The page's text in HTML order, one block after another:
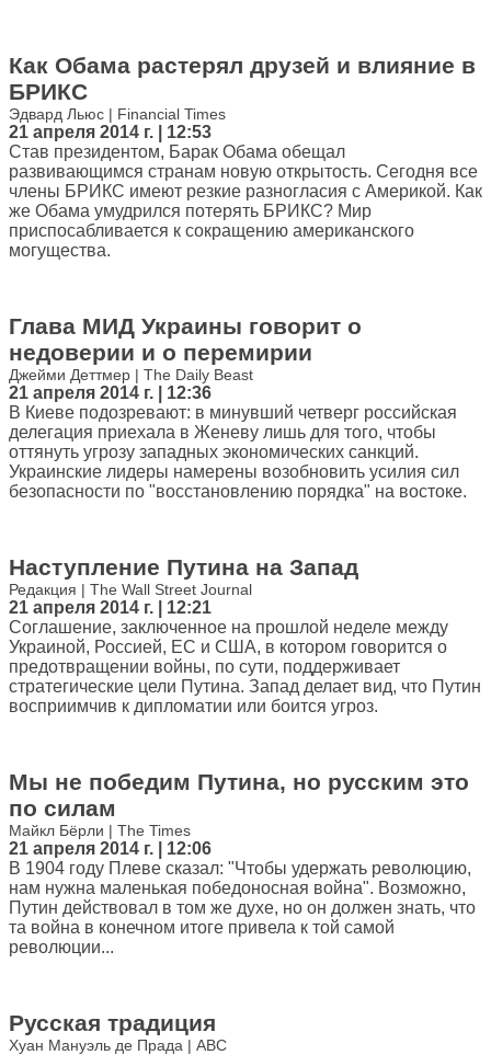
Как Обама растерял друзей и влияние в
БРИКС
Эдвард Льюс | Financial Times
21 апреля 2014 г. | 12:53
Став президентом, Барак Обама обещал
развивающимся странам новую открытость. Сегодня все
члены БРИКС имеют резкие разногласия с Америкой. Как
же Обама умудрился потерять БРИКС? Мир
приспосабливается к сокращению американского
могущества.
Глава МИД Украины говорит о
недоверии и о перемирии
Джейми Деттмер | The Daily Beast
21 апреля 2014 г. | 12:36
В Киеве подозревают: в минувший четверг российская
делегация приехала в Женеву лишь для того, чтобы
оттянуть угрозу западных экономических санкций.
Украинские лидеры намерены возобновить усилия сил
безопасности по "восстановлению порядка" на востоке.
Наступление Путина на Запад
Редакция | The Wall Street Journal
21 апреля 2014 г. | 12:21
Соглашение, заключенное на прошлой неделе между
Украиной, Россией, ЕС и США, в котором говорится о
предотвращении войны, по сути, поддерживает
стратегические цели Путина. Запад делает вид, что Путин
восприимчив к дипломатии или боится угроз.
Мы не победим Путина, но русским это
по силам
Майкл Бёрли | The Times
21 апреля 2014 г. | 12:06
В 1904 году Плеве сказал: "Чтобы удержать революцию,
нам нужна маленькая победоносная война". Возможно,
Путин действовал в том же духе, но он должен знать, что
та война в конечном итоге привела к той самой
революции...
Русская традиция
Хуан Мануэль де Прада | ABC